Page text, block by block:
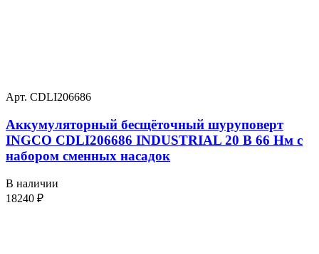
Арт. CDLI206686
Аккумуляторный бесщёточный шуруповерт
INGCO CDLI206686 INDUSTRIAL 20 В 66 Нм с
набором сменных насадок
В наличии
18240 ₽